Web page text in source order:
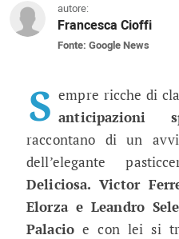
autore:
Francesca Cioffi
Fonte: Google News
Anticipazioni
S empre ricche di
anticipazioni
raccontano di un
dell’elegante
Deliciosa. Victor
Elorza e Leandro
Palacioe con lei si